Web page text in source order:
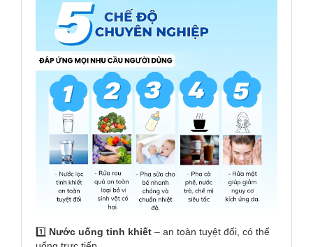
1️⃣ Nước uống tinh khiết – an toàn tuyệt đối, có thể